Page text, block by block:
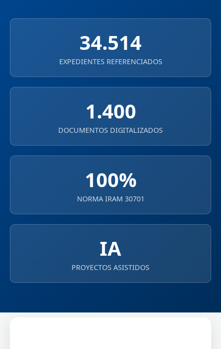
34.514
EXPEDIENTES REFERENCIADOS
1.400
DOCUMENTOS DIGITALIZADOS
100%
NORMA IRAM 30701
IA
PROYECTOS ASISTIDOS